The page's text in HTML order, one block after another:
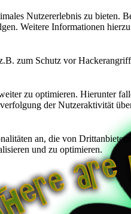
Nutzererlebnis zu
Weitere Informationen
zum Schutz vor
zu optimieren. Hierunter
der Nutzeraktivität
an, die von
und zu optimieren.